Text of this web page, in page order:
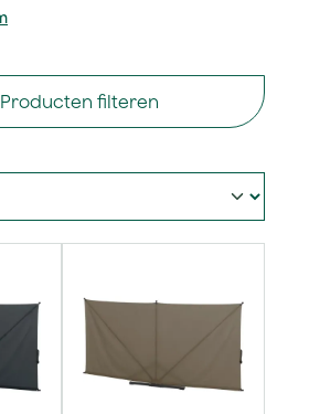
Producten filteren